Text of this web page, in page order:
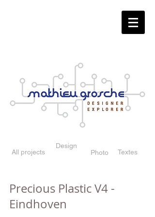
All projects
Design
Textes
Photo
Precious Plastic V4 -
Eindhoven